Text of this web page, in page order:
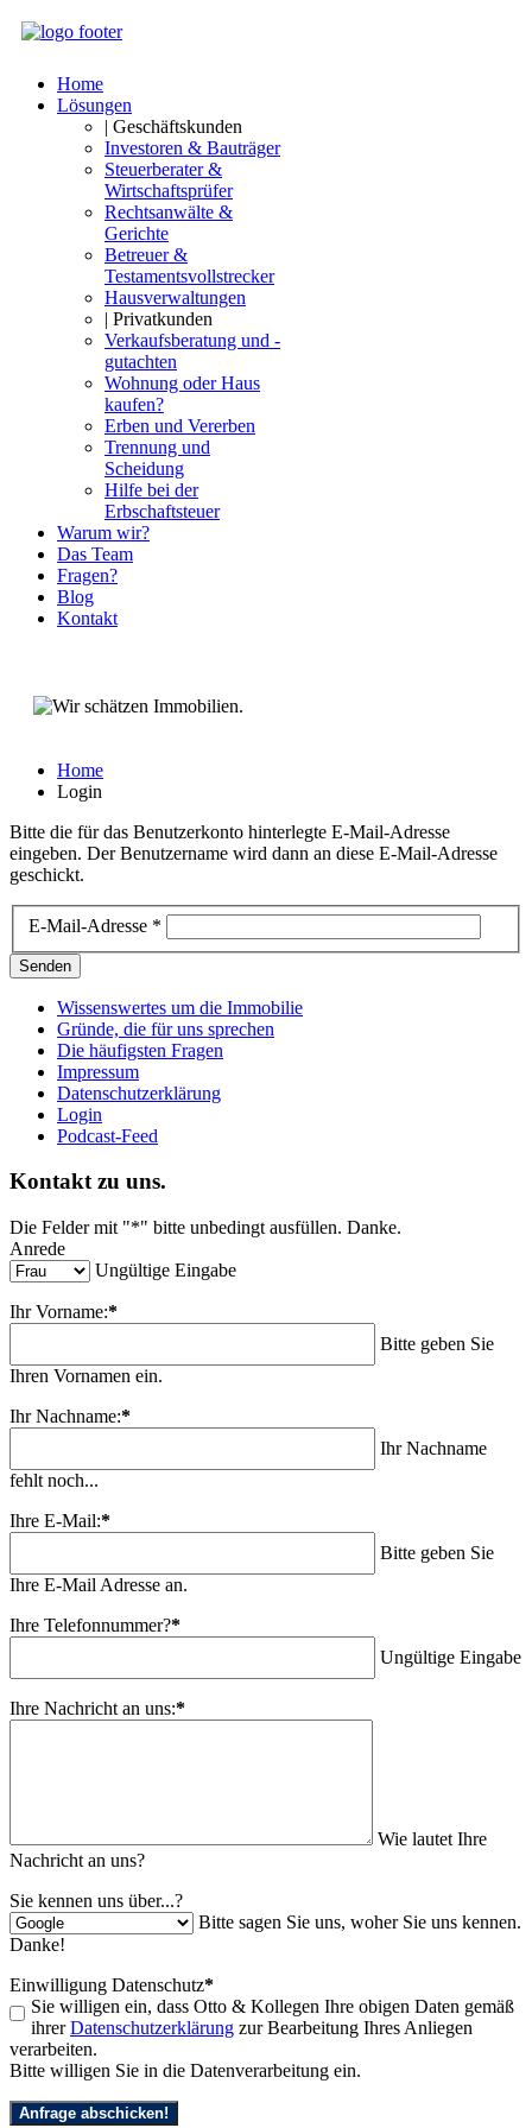
Home
Lösungen
| Geschäftskunden
Investoren & Bauträger
Steuerberater &
Wirtschaftsprüfer
Rechtsanwälte &
Gerichte
Betreuer &
Testamentsvollstrecker
Hausverwaltungen
| Privatkunden
Verkaufsberatung und -
gutachten
Wohnung oder Haus
kaufen?
Erben und Vererben
Trennung und
Scheidung
Hilfe bei der
Erbschaftsteuer
Warum wir?
Das Team
Fragen?
Blog
Kontakt
Home
Login
Bitte die für das Benutzerkonto hinterlegte E-Mail-Adresse
eingeben. Der Benutzername wird dann an diese E-Mail-Adresse
geschickt.
E-Mail-Adresse *
Senden
Wissenswertes um die Immobilie
Gründe, die für uns sprechen
Die häufigsten Fragen
Impressum
Datenschutzerklärung
Login
Podcast-Feed
Kontakt zu uns.
Die Felder mit "*" bitte unbedingt ausfüllen. Danke.
Anrede
Ungültige Eingabe
Ihr Vorname:*
Bitte geben Sie
Ihren Vornamen ein.
Ihr Nachname:*
Ihr Nachname
fehlt noch...
Ihre E-Mail:*
Bitte geben Sie
Ihre E-Mail Adresse an.
Ihre Telefonnummer?*
Ungültige Eingabe
Ihre Nachricht an uns:*
Wie lautet Ihre
Nachricht an uns?
Sie kennen uns über...?
Bitte sagen Sie uns, woher Sie uns kennen.
Danke!
Einwilligung Datenschutz*
Sie willigen ein, dass Otto & Kollegen Ihre obigen Daten gemäß
ihrerDatenschutzerklärung zur Bearbeitung Ihres Anliegen
verarbeiten.
Bitte willigen Sie in die Datenverarbeitung ein.
Anfrage abschicken!